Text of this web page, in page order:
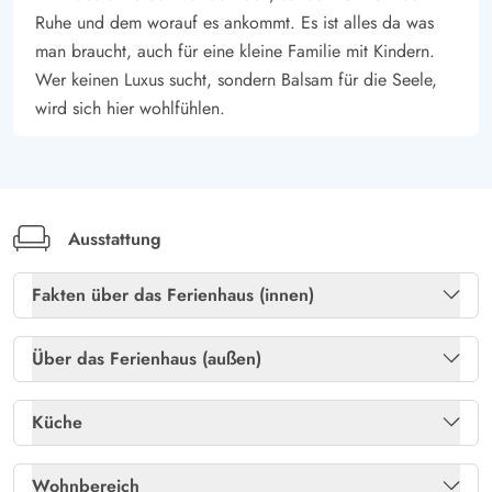
schöne Panoramaaussicht genießt.
Urlaub nah am Wasser und inmitten der Natur – Kromosevej
30, Rømø
Die Lage ist ideal für alle, die Ruhe und Natur suchen. Die
Sønderstrand liegt 3,5 km entfernt. Der Berühmte Badestrand
in Lakolk mit kleiner Einkaufsstraße liegt 5,4 km vom
Ferienhaus entfernt.
Ruhe und dem worauf es ankommt. Es ist alles da was
man braucht, auch für eine kleine Familie mit Kindern.
Wer keinen Luxus sucht, sondern Balsam für die Seele,
wird sich hier wohlfühlen.
Ausstattung
Fakten über das Ferienhaus (innen)
Gratis internet
Ja
Kaminofen Ja
Über das Ferienhaus (außen)
Gartenmöbel
Ja
Küche
Kühlschrank
Ja
Wohnbereich